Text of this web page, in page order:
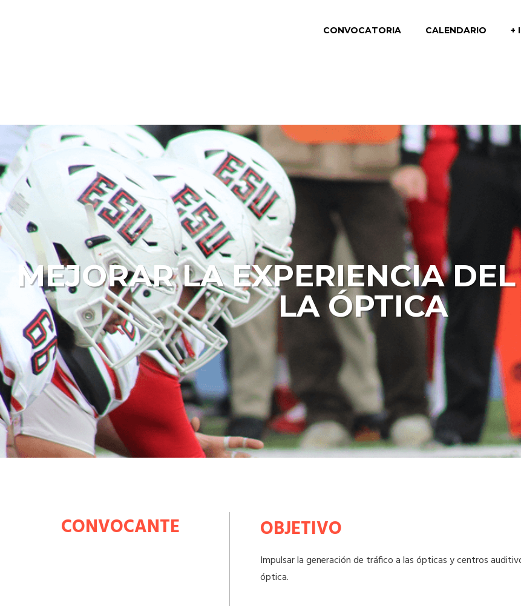
CONVOCATORIA CALENDARIO +
MEJORAR LA EXPERIENCIA
LA ÓPTICA
CONVOCANTE OBJETIVO
Impulsar la generación de tráfico a las ópticas y centros
óptica.